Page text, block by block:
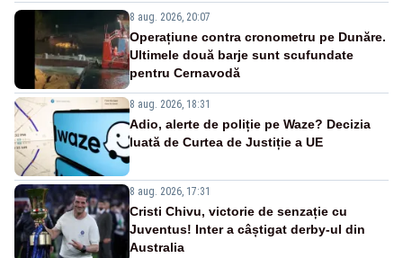
8 aug. 2026, 20:07
Operațiune contra cronometru pe Dunăre.
Ultimele două barje sunt scufundate
pentru Cernavodă
8 aug. 2026, 18:31
Adio, alerte de poliție pe Waze? Decizia
luată de Curtea de Justiție a UE
8 aug. 2026, 17:31
Cristi Chivu, victorie de senzație cu
Juventus! Inter a câștigat derby-ul din
Australia